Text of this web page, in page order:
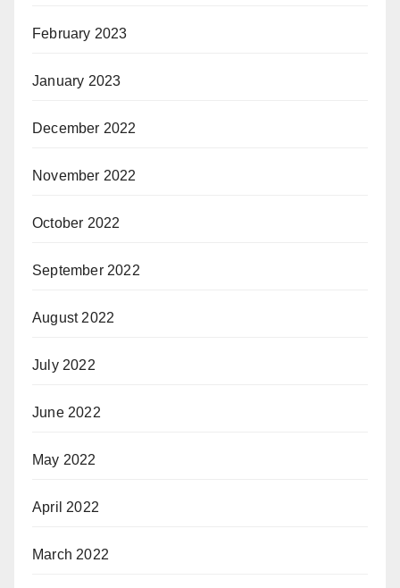
February 2023
January 2023
December 2022
November 2022
October 2022
September 2022
August 2022
July 2022
June 2022
May 2022
April 2022
March 2022